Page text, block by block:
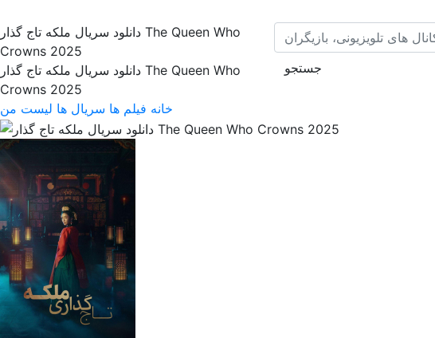
دانلود سریال ملکه تاج گذار The Queen Who
Crowns 2025
دانلود سریال ملکه تاج گذار The Queen Who
Crowns 2025
جستجو
خانه فیلم ها سریال ها لیست من